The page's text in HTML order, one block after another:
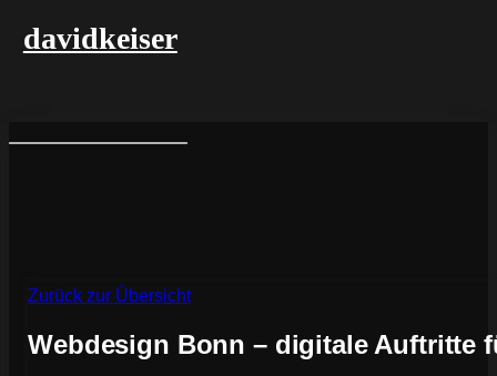
davidkeiser
Zurück zur Übersicht
Webdesign Bonn – digitale Auftritte